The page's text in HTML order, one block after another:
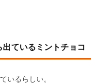
ているミントチョコ
いるらしい。